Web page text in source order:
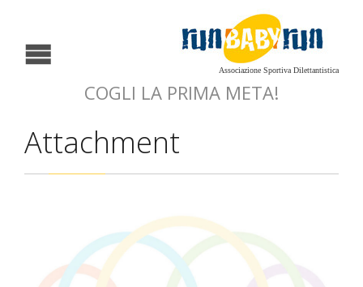
Associazione Sportiva Dilettantistica
COGLI LA PRIMA META!
Attachment